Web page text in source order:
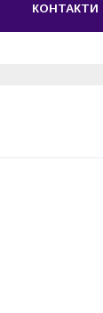
КОНТАКТИ